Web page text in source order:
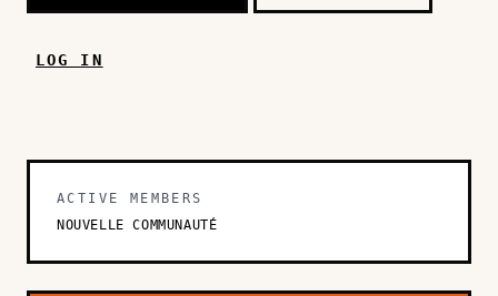
LOG IN
ACTIVE MEMBERS
NOUVELLE COMMUNAUTÉ